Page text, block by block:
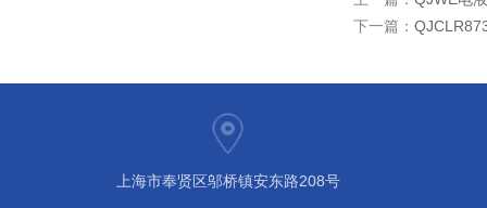
下一篇：
上海市奉贤区邬桥镇安东路208号